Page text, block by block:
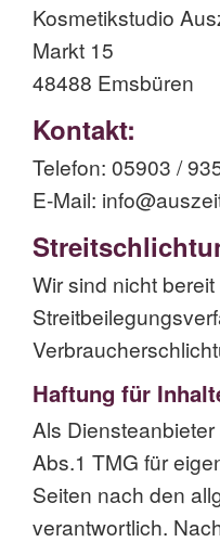
Kosmetikstudio
Markt 15
48488 Emsbüren
Kontakt:
Telefon: 05903 /
E-Mail:
Wir sind nicht
Haftung für
Als
Abs.1 TMG für
Seiten nach den
verantwortlich.